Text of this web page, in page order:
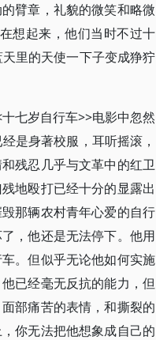
臂章，礼貌的微笑和略微
想起来，他们当时不过十
里的天使一下子变成狰狞
七岁自行车>>电影中忽然
是身著校服，耳听摇滚，
残忍几乎与文革中的红卫
地殴打已经十分的显露出
那辆农村青年心爱的自行
，他还是无法停下。他用
。但似乎无论他如何实施
已经毫无反抗的能力，但
部痛苦的表情，和撕裂的
你无法把他想象成自己的